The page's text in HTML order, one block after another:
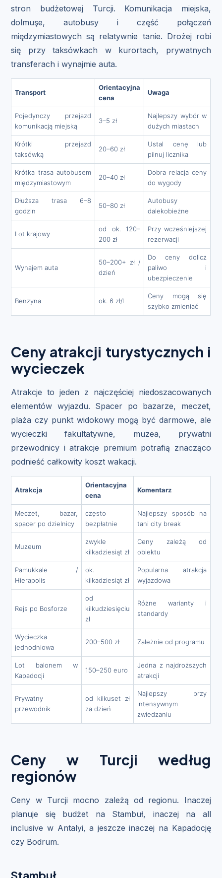
stron budżetowej Turcji. Komunikacja miejska,
dolmuşe, autobusy i część połączeń
międzymiastowych są relatywnie tanie. Drożej robi
się przy taksówkach w kurortach, prywatnych
transferach i wynajmie auta.
Transport
Orientacyjna
cena
Uwaga
Pojedynczy przejazd
komunikacją miejską
3–5 zł
Najlepszy wybór w
dużych miastach
Krótki przejazd
taksówką
20–60 zł
Ustal cenę lub
pilnuj licznika
Krótka trasa autobusem
międzymiastowym
20–40 zł
Dobra relacja ceny
do wygody
Dłuższa trasa 6–8
godzin
50–80 zł
Autobusy
dalekobieżne
Lot krajowy
od ok. 120–
200 zł
Przy wcześniejszej
rezerwacji
Wynajem auta
50–200+ zł /
dzień
Do ceny dolicz
paliwo i
ubezpieczenie
Benzyna ok. 6 zł/l
Ceny mogą się
szybko zmieniać
Ceny atrakcji turystycznych i
wycieczek
Atrakcje to jeden z najczęściej niedoszacowanych
elementów wyjazdu. Spacer po bazarze, meczet,
plaża czy punkt widokowy mogą być darmowe, ale
wycieczki fakultatywne, muzea, prywatni
przewodnicy i atrakcje premium potrafią znacząco
podnieść całkowity koszt wakacji.
Atrakcja
Orientacyjna
cena
Komentarz
Meczet, bazar,
spacer po dzielnicy
często
bezpłatnie
Najlepszy sposób na
tani city break
Muzeum
zwykle
kilkadziesiąt zł
Ceny zależą od
obiektu
Pamukkale /
Hierapolis
ok.
kilkadziesiąt zł
Popularna atrakcja
wyjazdowa
Rejs po Bosforze
od
kilkudziesięciu
zł
Różne warianty i
standardy
Wycieczka
jednodniowa
200–500 zł Zależnie od programu
Lot balonem w
Kapadocji
150–250 euro
Jedna z najdroższych
atrakcji
Prywatny
przewodnik
od kilkuset zł
za dzień
Najlepszy przy
intensywnym
zwiedzaniu
Ceny w Turcji według
regionów
Ceny w Turcji mocno zależą od regionu. Inaczej
planuje się budżet na Stambuł, inaczej na all
inclusive w Antalyi, a jeszcze inaczej na Kapadocję
czy Bodrum.
Stambuł